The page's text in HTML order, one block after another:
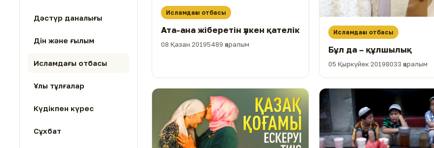
Дәстүр даналығы
Дін және ғылым
Исламдағы отбасы
Ұлы тұлғалар
Күдікпен күрес
Сұхбат
Исламдағы отбасы
Ата-ана жіберетін үлкен қателік
08 Қазан 20195489 қаралым
Исламдағы отбасы
Бұл да – құлшылық
05 Қыркүйек 20198033 қаралым